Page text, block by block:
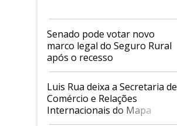
Senado pode votar novo
marco legal do Seguro Rural
após o recesso
Luis Rua deixa a Secretaria de
Comércio e Relações
Internacionais do Mapa